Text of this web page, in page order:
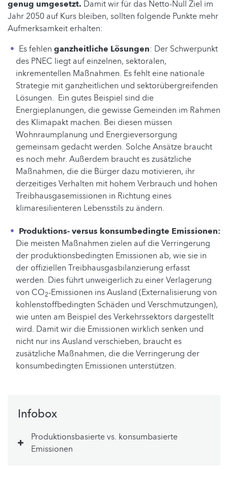
genug umgesetzt. Damit wir für das Netto-Null Ziel im
Jahr 2050 auf Kurs bleiben, sollten folgende Punkte mehr
Aufmerksamkeit erhalten:
Es fehlen ganzheitliche Lösungen: Der Schwerpunkt
des PNEC liegt auf einzelnen, sektoralen,
inkrementellen Maßnahmen. Es fehlt eine nationale
Strategie mit ganzheitlichen und sektorübergreifenden
Lösungen. Ein gutes Beispiel sind die
Energieplanungen, die gewisse Gemeinden im Rahmen
des Klimapakt machen. Bei diesen müssen
Wohnraumplanung und Energieversorgung
gemeinsam gedacht werden. Solche Ansätze braucht
es noch mehr. Außerdem braucht es zusätzliche
Maßnahmen, die die Bürger dazu motivieren, ihr
derzeitiges Verhalten mit hohem Verbrauch und hohen
Treibhausgasemissionen in Richtung eines
klimaresilienteren Lebensstils zu ändern.
Produktions- versus konsumbedingte Emissionen:
Die meisten Maßnahmen zielen auf die Verringerung
der produktionsbedingten Emissionen ab, wie sie in
der offiziellen Treibhausgasbilanzierung erfasst
werden. Dies führt unweigerlich zu einer Verlagerung
von CO2-Emissionen ins Ausland (Externalisierung von
kohlenstoffbedingten Schäden und Verschmutzungen),
wie unten am Beispiel des Verkehrssektors dargestellt
wird. Damit wir die Emissionen wirklich senken und
nicht nur ins Ausland verschieben, braucht es
zusätzliche Maßnahmen, die die Verringerung der
konsumbedingten Emissionen unterstützen.
Infobox
Produktionsbasierte vs. konsumbasierte
Emissionen